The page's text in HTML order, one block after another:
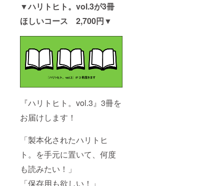
▼ハリトヒト。vol.3が3冊
ほしいコース 2,700円▼
『ハリトヒト。vol.3』3冊を
お届けします！
「製本化されたハリトヒ
ト。を手元に置いて、何度
も読みたい！」
「保存用も欲しい！」